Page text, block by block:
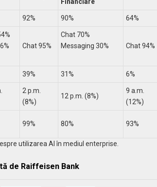
92% 90% 64%
Chat 95%
Chat 70%
Messaging 30%
Chat 94%
39% 31% 6%
2 p.m.
(8%)
12 p.m. (8%)
9 a.m.
(12%)
99% 80% 93%
utilizarea AI în mediul enterprise.
de Raiffeisen Bank